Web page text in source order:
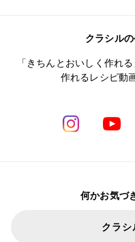
クラシル
「きちんとおいしく作れ
作れるレシピ動
何かお気づ
クラシ